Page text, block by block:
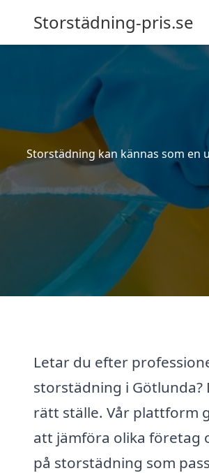
Storstädning-pris.se
Storstädning kan kännas som en
Letar du efter
storstädning i
rätt ställe. Vår plattform
att jämföra olika företag
på storstädning som